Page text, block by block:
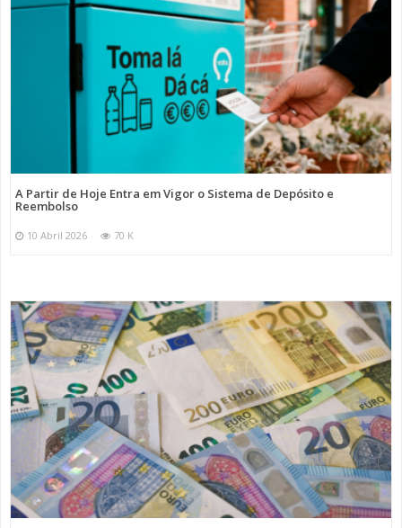
A Partir de Hoje Entra em Vigor o Sistema de Depósito e
Reembolso
10 Abril 2026 70 K